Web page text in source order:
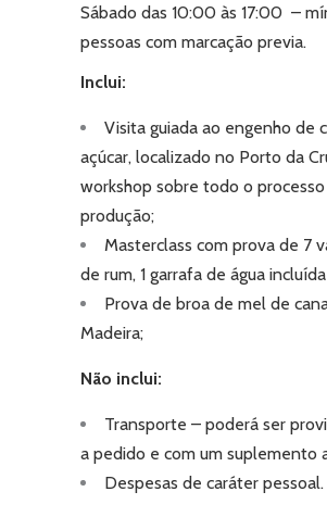
Sábado das 10:00 às 17:00 –
pessoas com marcação previa.
Inclui:
Visita guiada ao engenho de
açúcar, localizado no Porto da
workshop sobre todo o
produção;
Masterclass com prova de 7
de rum, 1 garrafa de água incluída
Prova de broa de mel de
Madeira;
Não inclui:
Transporte – poderá ser
a pedido e com um suplemento
Despesas de caráter pessoal.